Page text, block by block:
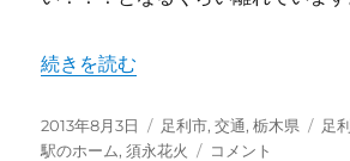
“【区間急行】東武伊勢崎線足利市
続きを読む
投
稿
2013年8月3日
カ
テ
足利市,交通,栃木県
タ
足
駅のホーム,須永花火
【区
コメント